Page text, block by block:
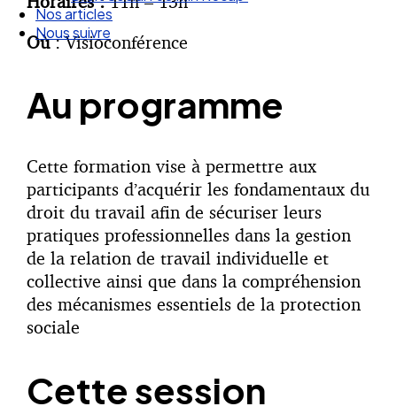
Nos articles
Nous suivre
Où: Visioconférence
Au programme
Cette formation vise à permettre aux
participants d’acquérir les fondamentaux du
droit du travail afin de sécuriser leurs
pratiques professionnelles dans la gestion
de la relation de travail individuelle et
collective ainsi que dans la compréhension
des mécanismes essentiels de la protection
sociale
Cette session